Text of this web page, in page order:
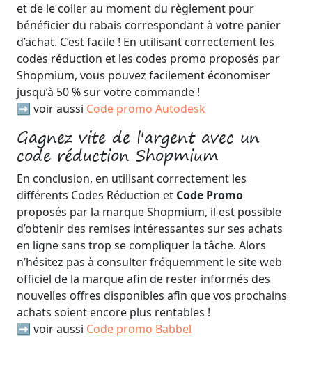
et de le coller au moment du règlement pour
bénéficier du rabais correspondant à votre panier
d’achat. C’est facile ! En utilisant correctement les
codes réduction et les codes promo proposés par
Shopmium, vous pouvez facilement économiser
jusqu’à 50 % sur votre commande !
➡️ voir aussi Code promo Autodesk
Gagnez vite de l'argent avec un
code réduction Shopmium
En conclusion, en utilisant correctement les
différents Codes Réduction et Code Promo
proposés par la marque Shopmium, il est possible
d’obtenir des remises intéressantes sur ses achats
en ligne sans trop se compliquer la tâche. Alors
n’hésitez pas à consulter fréquemment le site web
officiel de la marque afin de rester informés des
nouvelles offres disponibles afin que vos prochains
achats soient encore plus rentables !
➡️ voir aussi Code promo Babbel